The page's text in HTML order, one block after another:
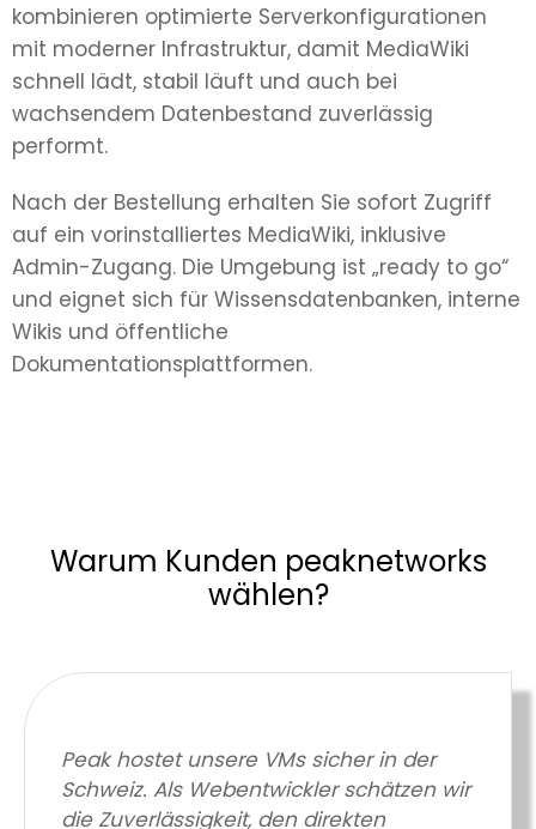
kombinieren optimierte Serverkonfigurationen
mit moderner Infrastruktur, damit MediaWiki
schnell lädt, stabil läuft und auch bei
wachsendem Datenbestand zuverlässig
performt.
Nach der Bestellung erhalten Sie sofort Zugriff
auf ein vorinstalliertes MediaWiki, inklusive
Admin-Zugang. Die Umgebung ist „ready to go“
und eignet sich für Wissensdatenbanken, interne
Wikis und öffentliche
Dokumentationsplattformen.
Warum Kunden peaknetworks
wählen?
Peak hostet unsere VMs sicher in der
Schweiz. Als Webentwickler schätzen wir
die Zuverlässigkeit, den direkten